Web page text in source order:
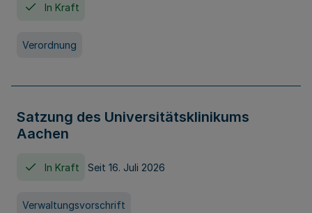
In Kraft
Verordnung
Satzung des Universitätsklinikums
Aachen
In Kraft Seit 16. Juli 2026
Verwaltungsvorschrift